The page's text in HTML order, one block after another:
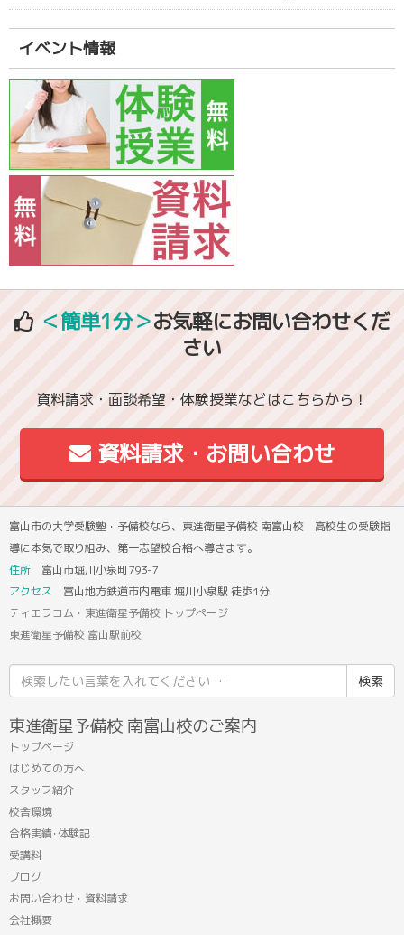
イベント情報
＜簡単1分＞お気軽にお問い合わせくだ
さい
資料請求・面談希望・体験授業などはこちらから！
資料請求・お問い合わせ
富山市の大学受験塾・予備校なら、東進衛星予備校 南富山校 高校生の受験指
導に本気で取り組み、第一志望校合格へ導きます。
住所 富山市堀川小泉町793-7
アクセス 富山地方鉄道市内電車 堀川小泉駅 徒歩1分
ティエラコム・東進衛星予備校 トップページ
東進衛星予備校 富山駅前校
索
結
果:
東進衛星予備校 南富山校のご案内
トップページ
はじめての方へ
スタッフ紹介
校舎環境
合格実績･体験記
受講料
ブログ
お問い合わせ・資料請求
会社概要